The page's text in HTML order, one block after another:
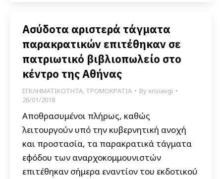
Ασύδοτα αριστερά τάγματα
παρακρατικών επιτέθηκαν σε
πατριωτικό βιβλιοπωλείο στο
κέντρο της Αθήνας
ΕΓΚΛΗΜΑΤΙΚΟΤΗΤΑ, ΤΡΟΜΟΚΡΑΤΙΑ Byxrisiavgi
26/01/2018
Αποθρασυμένοι πλήρως, καθώς
λειτουργούν υπό την κυβερνητική ανοχή
και προστασία, τα παρακρατικά τάγματα
εφόδου των αναρχοκομμουνιστών
επιτέθηκαν σήμερα εναντίον του εκδοτικού